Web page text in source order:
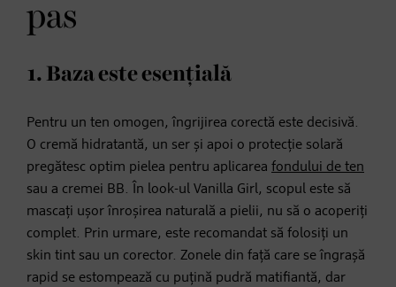
pas
1. Baza este esențială
Pentru un ten omogen, îngrijirea corectă este decisivă.
O cremă hidratantă, un ser și apoi o protecție solară
pregătesc optim pielea pentru aplicarea fondului de ten
sau a cremei BB. În look-ul Vanilla Girl, scopul este să
mascați ușor înroșirea naturală a pielii, nu să o acoperiți
complet. Prin urmare, este recomandat să folosiți un
skin tint sau un corector. Zonele din față care se îngrașă
rapid se estompează cu puțină pudră matifiantă, dar